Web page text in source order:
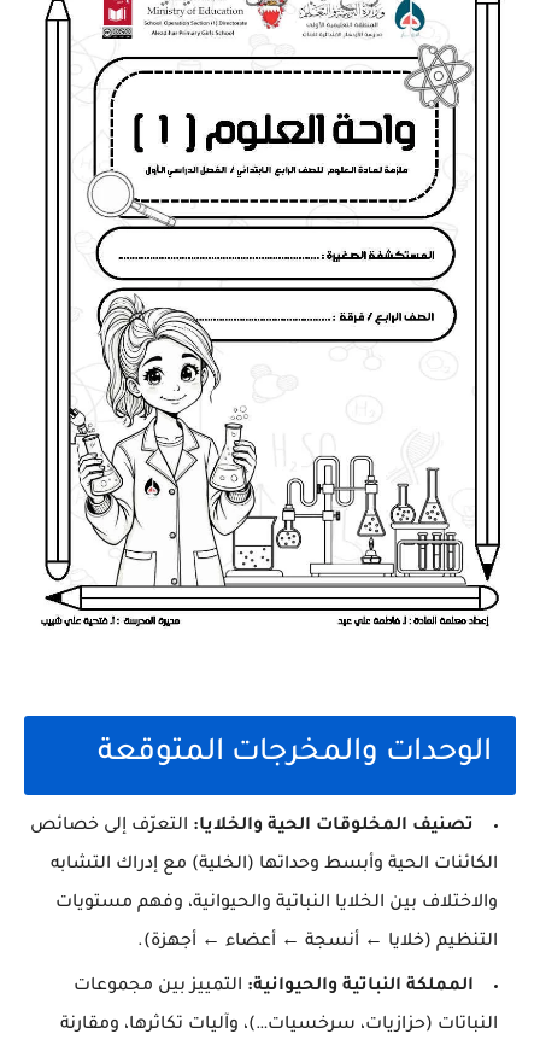
الوحدات والمخرجات المتوقعة
تصنيف المخلوقات الحية والخلايا: التعرّف إلى خصائص
الكائنات الحية وأبسط وحداتها (الخلية) مع إدراك التشابه
والاختلاف بين الخلايا النباتية والحيوانية، وفهم مستويات
التنظيم (خلايا ← أنسجة ← أعضاء ← أجهزة).
المملكة النباتية والحيوانية: التمييز بين مجموعات
النباتات (حزازيات، سرخسيات…)، وآليات تكاثرها، ومقارنة